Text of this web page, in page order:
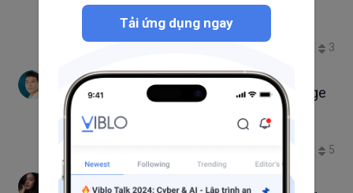
3
Nguyễn Hữu Kim
Xử lý sự cố Renovate Bot tự động merge
code vào repository dù CI fail
ContentCreator
5
Nguyen Thu Thuy
Tải ứng dụng ngay